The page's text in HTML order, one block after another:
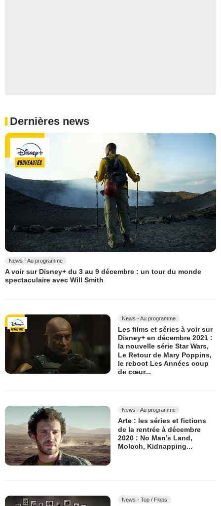
Dernières news
News - Au programme
A voir sur Disney+ du 3 au 9 décembre : un tour du monde
spectaculaire avec Will Smith
News - Au programme
Les films et séries à voir sur
Disney+ en décembre 2021 :
la nouvelle série Star Wars,
Le Retour de Mary Poppins,
le reboot Les Années coup
de cœur...
News - Au programme
Arte : les séries et fictions
de la rentrée à décembre
2020 : No Man’s Land,
Moloch, Kidnapping...
News - Top / Flops